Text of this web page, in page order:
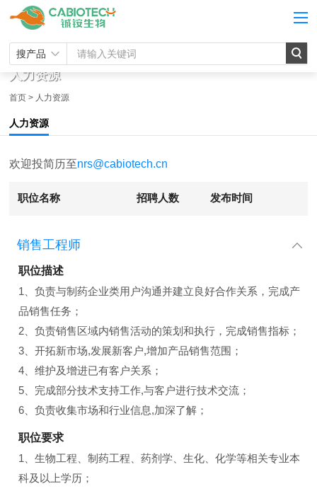
搜产品
人力资源
首页 > 人力资源
人力资源
欢迎投简历至nrs@cabiotech.cn
职位名称 招聘人数 发布时间
销售工程师
职位描述
1、负责与制药企业类用户沟通并建立良好合作关系，完成产
品销售任务；
2、负责销售区域内销售活动的策划和执行，完成销售指标；
3、开拓新市场,发展新客户,增加产品销售范围；
4、维护及增进已有客户关系；
5、完成部分技术支持工作,与客户进行技术交流；
6、负责收集市场和行业信息,加深了解；
职位要求
1、生物工程、制药工程、药剂学、生化、化学等相关专业本
科及以上学历；